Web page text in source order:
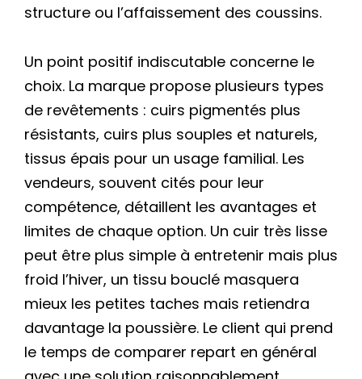
structure ou l’affaissement des coussins.
Un point positif indiscutable concerne le
choix. La marque propose plusieurs types
de revêtements : cuirs pigmentés plus
résistants, cuirs plus souples et naturels,
tissus épais pour un usage familial. Les
vendeurs, souvent cités pour leur
compétence, détaillent les avantages et
limites de chaque option. Un cuir très lisse
peut être plus simple à entretenir mais plus
froid l’hiver, un tissu bouclé masquera
mieux les petites taches mais retiendra
davantage la poussière. Le client qui prend
le temps de comparer repart en général